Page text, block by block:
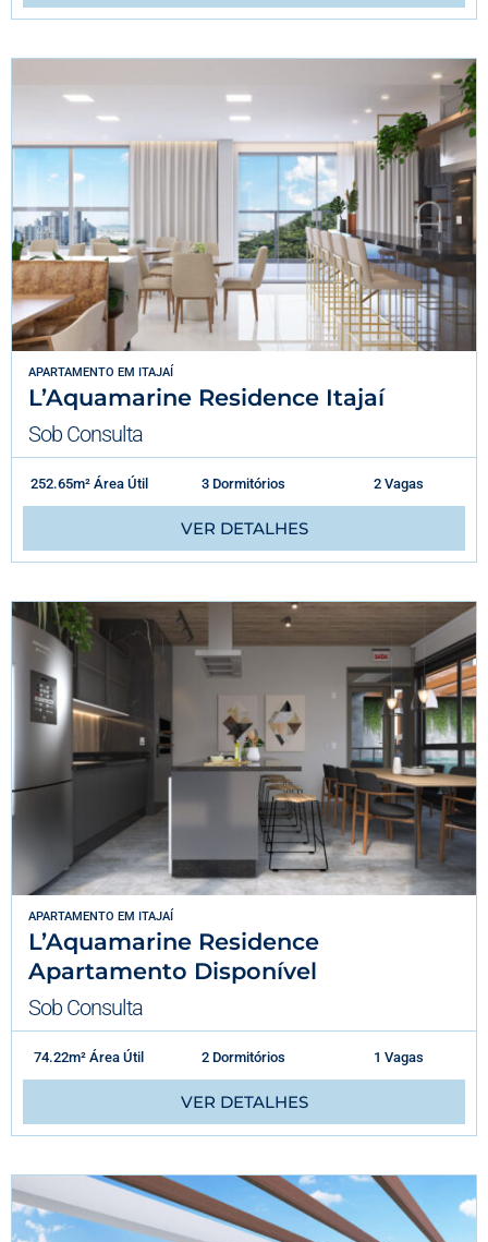
APARTAMENTO EM ITAJAÍ
L’Aquamarine Residence Itajaí
Sob Consulta
252.65m² Área Útil 3 Dormitórios 2 Vagas
VER DETALHES
APARTAMENTO EM ITAJAÍ
L’Aquamarine Residence
Apartamento Disponível
Sob Consulta
74.22m² Área Útil 2 Dormitórios 1 Vagas
VER DETALHES